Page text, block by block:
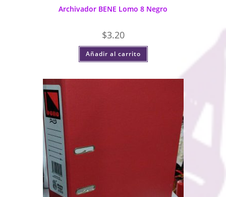
Archivador BENE Lomo 8 Negro
$3.20
Añadir al carrito